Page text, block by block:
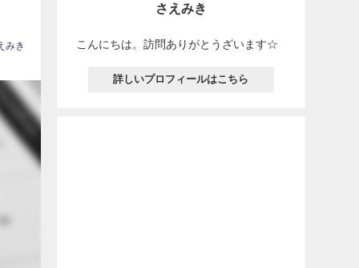
みき
さえみき
こんにちは。訪問ありがとうざいます☆
詳しいプロフィールはこちら